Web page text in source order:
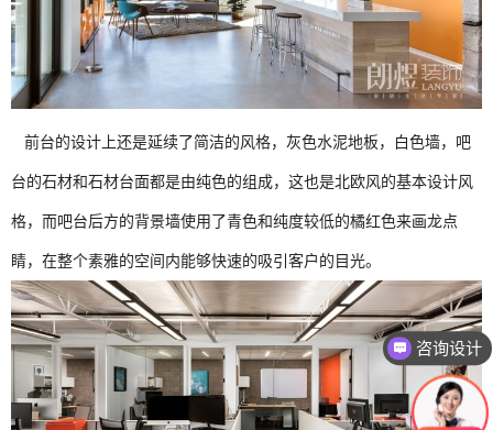
前台的设计上还是延续了简洁的风格，灰色水泥地板，白色墙，吧
台的石材和石材台面都是由纯色的组成，这也是北欧风的基本设计风
格，而吧台后方的背景墙使用了青色和纯度较低的橘红色来画龙点
睛，在整个素雅的空间内能够快速的吸引客户的目光。
咨询设计